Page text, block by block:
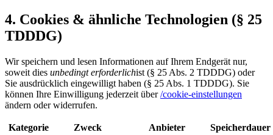
4. Cookies & ähnliche Technologien (§ 25
TDDDG)
Wir speichern und lesen Informationen auf Ihrem Endgerät nur,
soweit dies unbedingt erforderlichist (§ 25 Abs. 2 TDDDG) oder
Sie ausdrücklich eingewilligt haben (§ 25 Abs. 1 TDDDG). Sie
können Ihre Einwilligung jederzeit über/cookie-einstellungen
ändern oder widerrufen.
Kategorie Zweck Anbieter Speicherdauer